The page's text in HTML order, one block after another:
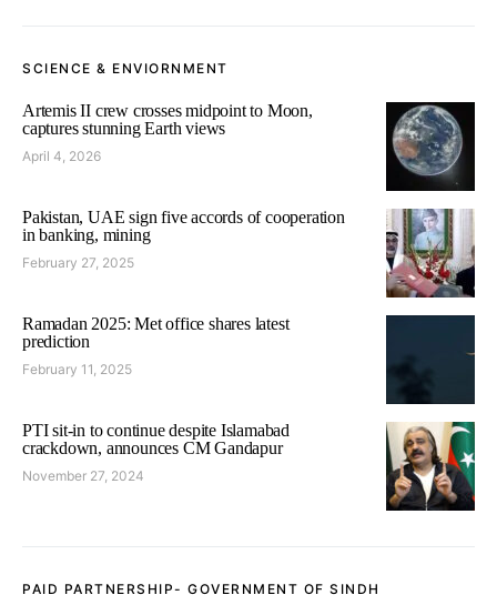
SCIENCE & ENVIORNMENT
Artemis II crew crosses midpoint to Moon,
captures stunning Earth views
April 4, 2026
Pakistan, UAE sign five accords of cooperation
in banking, mining
February 27, 2025
Ramadan 2025: Met office shares latest
prediction
February 11, 2025
PTI sit-in to continue despite Islamabad
crackdown, announces CM Gandapur
November 27, 2024
PAID PARTNERSHIP- GOVERNMENT OF SINDH